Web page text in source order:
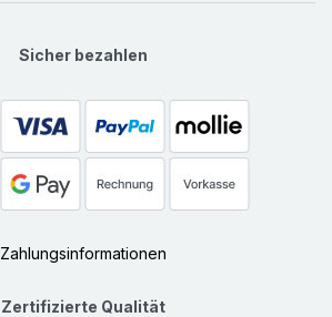
Sicher bezahlen
Zahlungsinformationen
Zertifizierte Qualität